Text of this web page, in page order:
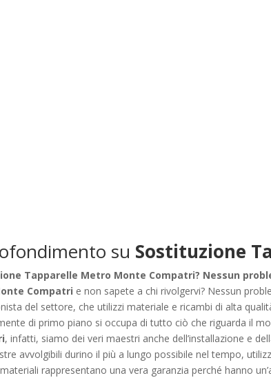
su Sostituzione
Tapparelle Metro Monte Compatri? Nessun
Compatri e non sapete a chi rivolgervi? Nessun
del settore, che utilizzi materiale e ricambi di alta
di primo piano si occupa di tutto ciò che riguarda il
, infatti, siamo dei veri maestri anche dell’installazione e
avvolgibili durino il più a lungo possibile nel tempo,
materiali rappresentano una vera garanzia perché hanno